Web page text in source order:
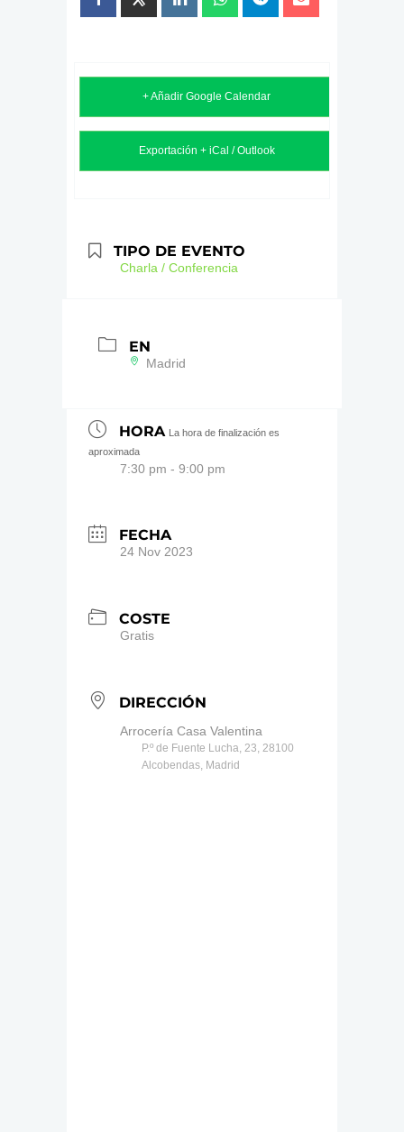
+ Añadir Google Calendar
Exportación + iCal / Outlook
TIPO DE EVENTO
Charla / Conferencia
EN
Madrid
HORA La hora de finalización es
aproximada
7:30 pm - 9:00 pm
FECHA
24 Nov 2023
COSTE
Gratis
DIRECCIÓN
Arrocería Casa Valentina
P.º de Fuente Lucha, 23, 28100
Alcobendas, Madrid